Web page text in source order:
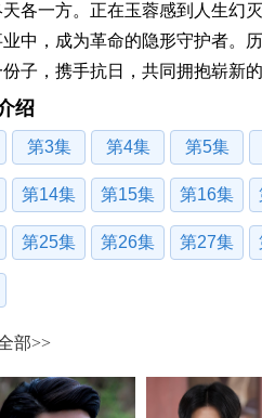
各一方。正在玉蓉感到人生幻
中，成为革命的隐形守护者。
子，携手抗日，共同拥抱崭新的
绍
第3集 第4集 第5集
第14集 第15集 第16集
第25集 第26集 第27集
部>>